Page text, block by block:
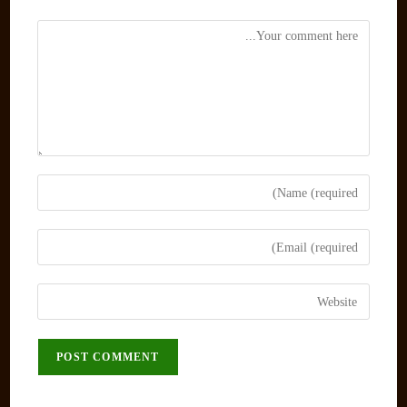
Comment
Enter
your
name
comment
Enter
your
email
address
Enter
your